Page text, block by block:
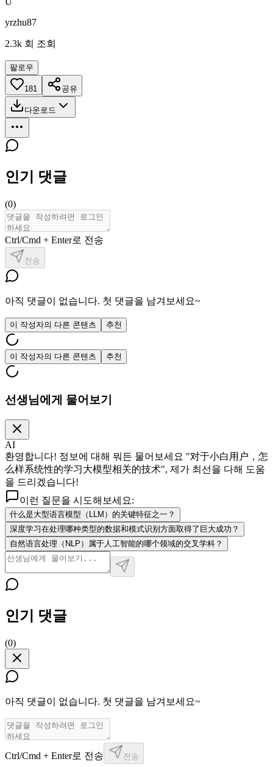
yrzhu87
2.3k 회 조회
팔로우
181 공유
다운로드
인기 댓글
(0)
Ctrl/Cmd + Enter로 전송
전송
아직 댓글이 없습니다. 첫 댓글을 남겨보세요~
이 작성자의 다른 콘텐츠 추천
이 작성자의 다른 콘텐츠 추천
선생님에게 물어보기
AI
환영합니다! 정보에 대해 뭐든 물어보세요 "对于小白用户，怎
么样系统性的学习大模型相关的技术", 제가 최선을 다해 도움
을 드리겠습니다!
이런 질문을 시도해보세요:
什么是大型语言模型（LLM）的关键特征之一？
深度学习在处理哪种类型的数据和模式识别方面取得了巨大成功？
自然语言处理（NLP）属于人工智能的哪个领域的交叉学科？
인기 댓글
(0)
아직 댓글이 없습니다. 첫 댓글을 남겨보세요~
Ctrl/Cmd + Enter로 전송 전송